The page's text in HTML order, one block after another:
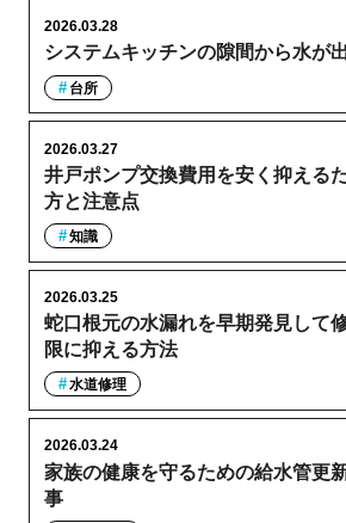
システムキッチンの隙間から水が
2026.03.28
台所
井戸ポンプ交換費用を安く抑える
方と注意点
2026.03.27
知識
蛇口根元の水漏れを早期発見して
限に抑える方法
2026.03.25
水道修理
家族の健康を守るための給水管更
事
2026.03.24